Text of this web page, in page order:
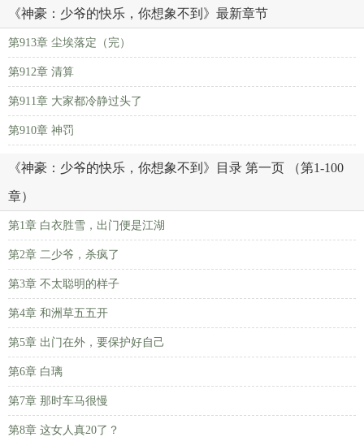
《神豪：少爷的快乐，你想象不到》最新章节
第913章 尘埃落定（完）
第912章 清算
第911章 大家都冷静过头了
第910章 神罚
《神豪：少爷的快乐，你想象不到》目录 第一页 （第1-100
章）
第1章 白衣胜雪，出门便是江湖
第2章 二少爷，杀疯了
第3章 不太聪明的样子
第4章 和洲草五五开
第5章 出门在外，要保护好自己
第6章 白璃
第7章 那时车马很慢
第8章 这女人真20了？